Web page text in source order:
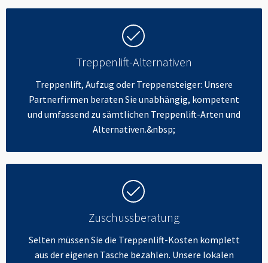
Treppenlift-Alternativen
Treppenlift, Aufzug oder Treppensteiger: Unsere
Partnerfirmen beraten Sie unabhängig, kompetent
und umfassend zu sämtlichen Treppenlift-Arten und
Alternativen.&nbsp;
Zuschussberatung
Selten müssen Sie die Treppenlift-Kosten komplett
aus der eigenen Tasche bezahlen. Unsere lokalen